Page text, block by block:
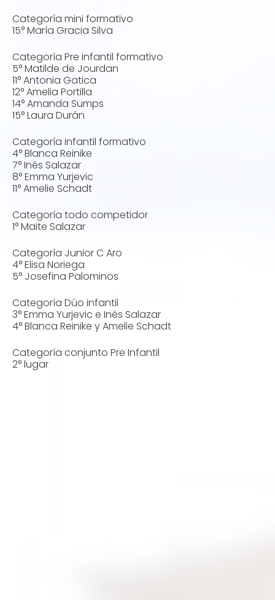
Categoría mini formativo
15° María Gracia Silva
Categoría Pre infantil formativo
5° Matilde de Jourdan
11° Antonia Gatica
12° Amelia Portilla
14° Amanda Sumps
15° Laura Durán
Categoría infantil formativo
4° Blanca Reinike
7° Inés Salazar
8° Emma Yurjevic
11° Amelie Schadt
Categoría todo competidor
1° Maite Salazar
Categoría Junior C Aro
4° Elisa Noriega
5° Josefina Palominos
Categoría Dúo infantil
3° Emma Yurjevic e Inés Salazar
4° Blanca Reinike y Amelie Schadt
Categoría conjunto Pre Infantil
2° lugar